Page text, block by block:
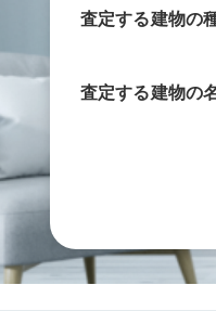
査定する建物の
査定する建物の